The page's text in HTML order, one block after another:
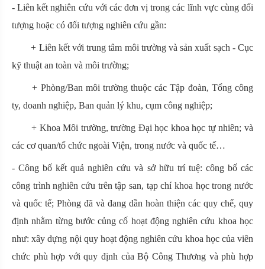
- Liên kết nghiên cứu với các đơn vị trong các lĩnh vực cùng đối
tượng hoặc có đối tượng nghiên cứu gần:
+ Liên kết với trung tâm môi trường và sản xuất sạch - Cục
kỹ thuật an toàn và môi trường;
+ Phòng/Ban môi trường thuộc các Tập đoàn, Tổng công
ty, doanh nghiệp, Ban quản lý khu, cụm công nghiệp;
+ Khoa Môi trường, trường Đại học khoa học tự nhiên; và
các cơ quan/tổ chức ngoài Viện, trong nước và quốc tế…
- Công bố kết quả nghiên cứu và sở hữu trí tuệ: công bố các
công trình nghiên cứu trên tập san, tạp chí khoa học trong nước
và quốc tế; Phòng đã và đang dần hoàn thiện các quy chế, quy
định nhằm từng bước củng cố hoạt động nghiên cứu khoa học
như: xây dựng nội quy hoạt động nghiên cứu khoa học của viên
chức phù hợp với quy định của Bộ Công Thương và phù hợp